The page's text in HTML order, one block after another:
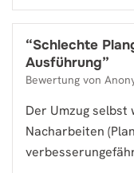
“Schlechte
Ausführung”
Bewertung von
Der Umzug
Nacharbeiten